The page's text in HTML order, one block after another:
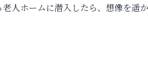
人ホームに潜入したら、想像を遥